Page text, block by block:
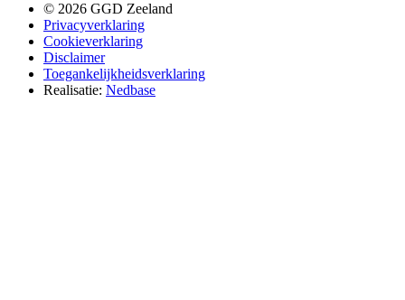
© 2026 GGD Zeeland
Privacyverklaring
Cookieverklaring
Disclaimer
Toegankelijkheidsverklaring
Realisatie: Nedbase